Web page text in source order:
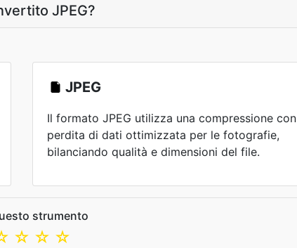
JPEG?
JPEG
Il formato JPEG utilizza una compressione con
perdita di dati ottimizzata per le fotografie,
bilanciando qualità e dimensioni del file.
strumento
☆
☆
☆